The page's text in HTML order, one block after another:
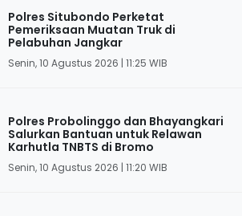
Polres Situbondo Perketat
Pemeriksaan Muatan Truk di
Pelabuhan Jangkar
Senin, 10 Agustus 2026 | 11:25 WIB
Polres Probolinggo dan Bhayangkari
Salurkan Bantuan untuk Relawan
Karhutla TNBTS di Bromo
Senin, 10 Agustus 2026 | 11:20 WIB